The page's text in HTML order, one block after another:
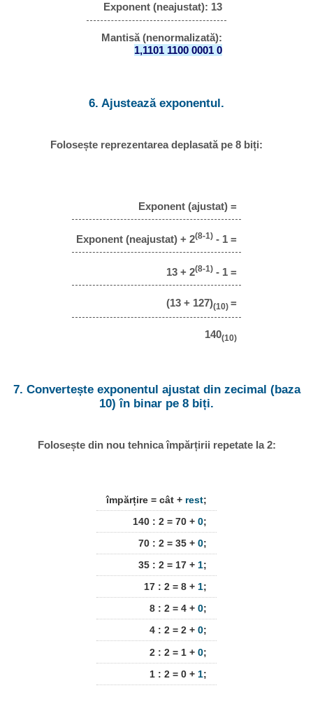
Exponent (neajustat): 13
Mantisă (nenormalizată):
1,1101 1100 0001 0
6. Ajustează exponentul.
Folosește reprezentarea deplasată pe 8 biți:
Exponent (ajustat) =
Exponent (neajustat) + 2(8-1) - 1 =
13 + 2(8-1) - 1 =
(13 + 127)(10) =
140(10)
7. Convertește exponentul ajustat din zecimal (baza
10) în binar pe 8 biți.
Folosește din nou tehnica împărțirii repetate la 2:
împărțire = cât + rest;
140 : 2 = 70 + 0;
70 : 2 = 35 + 0;
35 : 2 = 17 + 1;
17 : 2 = 8 + 1;
8 : 2 = 4 + 0;
4 : 2 = 2 + 0;
2 : 2 = 1 + 0;
1 : 2 = 0 + 1;